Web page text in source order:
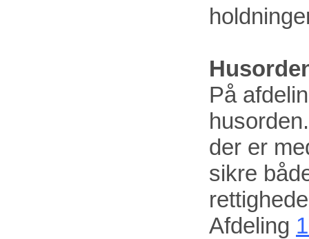
På
der er
sikre
Afdeling